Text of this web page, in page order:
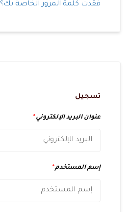
فقدت كلمة المرور الخاصة بك؟
تسجيل
عنوان البريد الإلكتروني*
إسم المستخدم*